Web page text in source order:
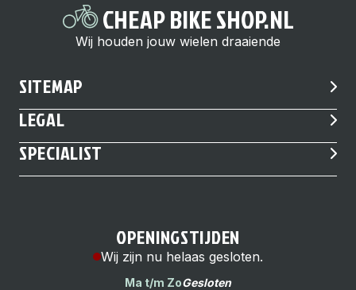
CHEAP BIKE SHOP.NL
Wij houden jouw wielen draaiende
SITEMAP
LEGAL
SPECIALIST
OPENINGSTIJDEN
Wij zijn nu helaas gesloten.
Ma t/m ZoGesloten